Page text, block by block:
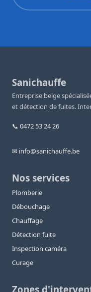
Sanichauffe
Entreprise belge
et détection de fuites.
📞 0472 53 24 26
✉ info@sanichauffe.be
Nos services
Plomberie
Débouchage
Chauffage
Détection fuite
Inspection caméra
Curage
Zones